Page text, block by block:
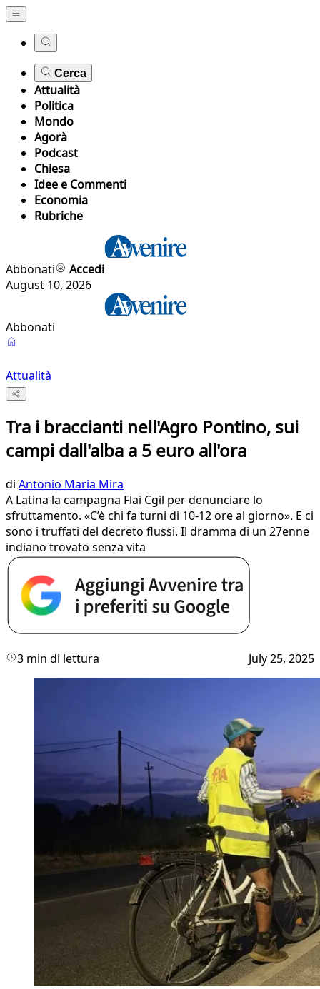
Cerca
Attualità
Politica
Mondo
Agorà
Podcast
Chiesa
Idee e Commenti
Economia
Rubriche
Abbonati
Accedi
August 10, 2026
Abbonati
Attualità
Tra i braccianti nell'Agro Pontino, sui
campi dall'alba a 5 euro all'ora
di Antonio Maria Mira
A Latina la campagna Flai Cgil per denunciare lo
sfruttamento. «C’è chi fa turni di 10-12 ore al giorno». E ci
sono i truffati del decreto flussi. Il dramma di un 27enne
indiano trovato senza vita
3 min di lettura July 25, 2025